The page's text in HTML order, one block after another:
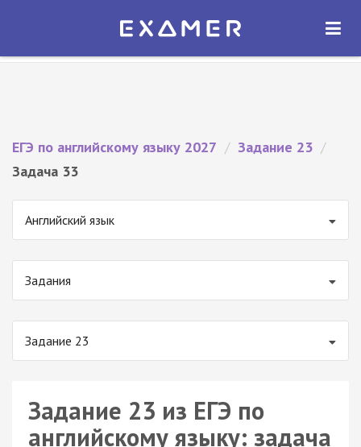
Экзамер — ЕГЭ 2027
ОТКРЫТЬ
ЕГЭ по английскому языку 2027 / Задание 23 /
Задача 33
Английский язык
Задания
Задание 23
Задание 23 из ЕГЭ по
английскому языку: задача